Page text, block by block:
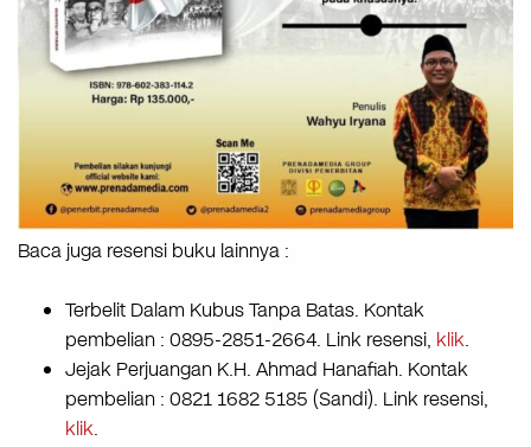
Baca juga resensi buku lainnya :
Terbelit Dalam Kubus Tanpa Batas. Kontak
pembelian : 0895-2851-2664. Link resensi, klik.
Jejak Perjuangan K.H. Ahmad Hanafiah. Kontak
pembelian : 0821 1682 5185 (Sandi). Link resensi,
klik.